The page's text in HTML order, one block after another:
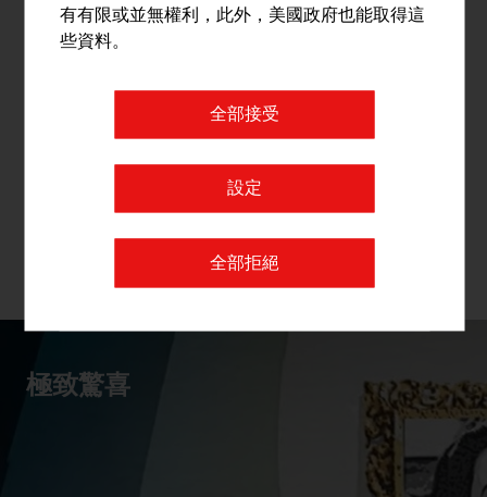
AT & S AUSTRIA TECHNOLOGIE &
SYSTEMTECHNIK AKTIENGESELLSCHAFT
AT&S 是一家高品質印刷電路板和 IC 載板的領導製造
更多公司
極致驚喜
有有限或並無權利，此外，美國政府也能取得這
些資料。
全部接受
設定
全部拒絕